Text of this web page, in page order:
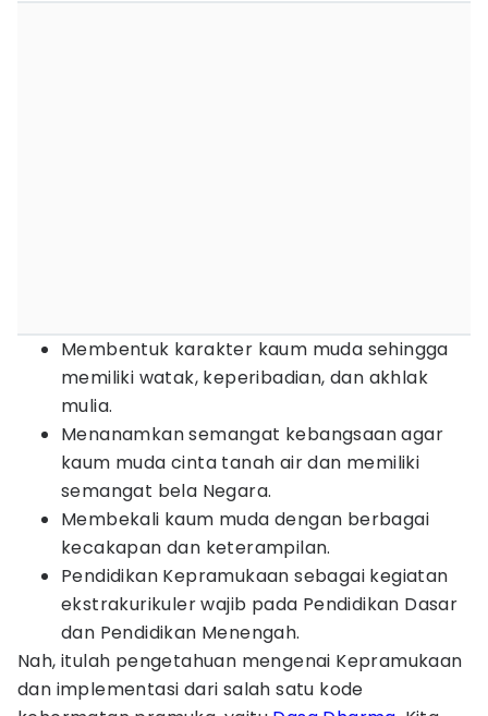
Membentuk karakter kaum muda sehingga
memiliki watak, keperibadian, dan akhlak
mulia.
Menanamkan semangat kebangsaan agar
kaum muda cinta tanah air dan memiliki
semangat bela Negara.
Membekali kaum muda dengan berbagai
kecakapan dan keterampilan.
Pendidikan Kepramukaan sebagai kegiatan
ekstrakurikuler wajib pada Pendidikan Dasar
dan Pendidikan Menengah.
Nah, itulah pengetahuan mengenai Kepramukaan
dan implementasi dari salah satu kode